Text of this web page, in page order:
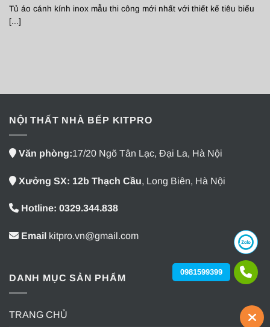
Tủ áo cánh kính inox mẫu thi công mới nhất với thiết kế tiêu biểu
[...]
NỘI THẤT NHÀ BẾP KITPRO
Văn phòng:17/20 Ngõ Tân Lạc, Đại La, Hà Nội
Xưởng SX: 12b Thạch Cầu, Long Biên, Hà Nội
Hotline: 0329.344.838
Email kitpro.vn@gmail.com
DANH MỤC SẢN PHẨM
TRANG CHỦ
0981599399